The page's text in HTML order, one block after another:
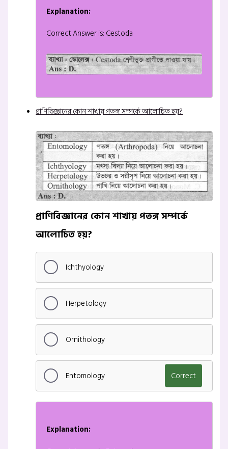
Explanation:
Correct Answer is: Cestoda
প্রাণিবিজ্ঞানের কোন শাখায় পতঙ্গ সম্পর্কে আলোচিত হয়?
প্রাণিবিজ্ঞানের কোন শাখায় পতঙ্গ সম্পর্কে
আলোচিত হয়?
Ichthyology
Herpetology
Ornithology
Entomology Correct
Explanation: